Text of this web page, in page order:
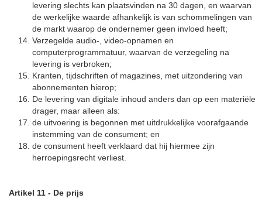
levering slechts kan plaatsvinden na 30 dagen, en waarvan
de werkelijke waarde afhankelijk is van schommelingen van
de markt waarop de ondernemer geen invloed heeft;
Verzegelde audio-, video-opnamen en
computerprogrammatuur, waarvan de verzegeling na
levering is verbroken;
Kranten, tijdschriften of magazines, met uitzondering van
abonnementen hierop;
De levering van digitale inhoud anders dan op een materiële
drager, maar alleen als:
de uitvoering is begonnen met uitdrukkelijke voorafgaande
instemming van de consument; en
de consument heeft verklaard dat hij hiermee zijn
herroepingsrecht verliest.
Artikel 11 - De prijs